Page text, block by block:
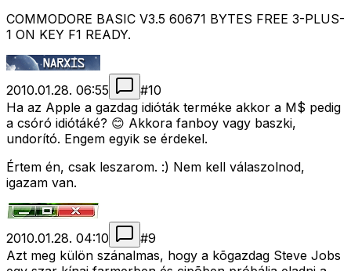
COMMODORE BASIC V3.5 60671 BYTES FREE 3-PLUS-
1 ON KEY F1 READY.
2010.01.28. 06:55 #10
Ha az Apple a gazdag idióták terméke akkor a M$ pedig
a csóró idiótáké? 😊 Akkora fanboy vagy baszki,
undorító. Engem egyik se érdekel.
Értem én, csak leszarom. :) Nem kell válaszolnod,
igazam van.
2010.01.28. 04:10 #9
Azt meg külön szánalmas, hogy a kõgazdag Steve Jobs